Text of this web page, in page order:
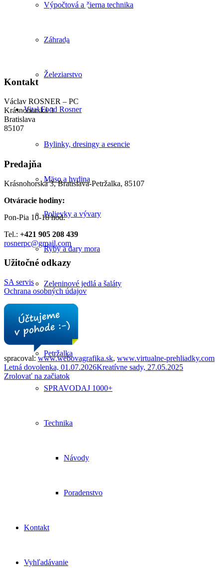
Výpočtová a čierna technika
Záhrada
Železiarstvo
Vital Food Rosner
Bylinky, dresingy a esencie
Mäso a hydina
Polievky a vývary
Ryby a dary mora
Zeleninové jedlá a šaláty
Články
Petržalka
SPRAVODAJ 1000+
Technika
Návody
Poradenstvo
Kontakt
Vyhľadávanie
Kontakt
Václav ROSNER – PC
Krásnohorská 3
Bratislava
85107
Predajňa
Krásnohorská 3, Bratislava-Petržalka, 85107
Otváracie hodiny:
Pon-Pia 10-18 hod.
Tel.: +421 905 208 439
rosnerpc@gmail.com
Užitočné odkazy
SA servis
Ochrana osobných údajov
spracoval:www.webovagrafika.sk, www.virtualne-prehliadky.com
Letná dovolenka, 01.07.2026Kreatívne sady, 27.05.2025
Zrolovať na začiatok